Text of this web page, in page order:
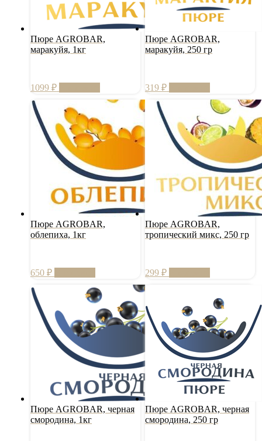
Пюре AGROBAR,
маракуйя, 1кг
1099 ₽
Пюре AGROBAR,
маракуйя, 250 гр
319 ₽
Пюре AGROBAR,
облепиха, 1кг
650 ₽
Пюре AGROBAR,
тропический микс, 250 гр
299 ₽
Пюре AGROBAR, черная
смородина, 1кг
Пюре AGROBAR, черная
смородина, 250 гр